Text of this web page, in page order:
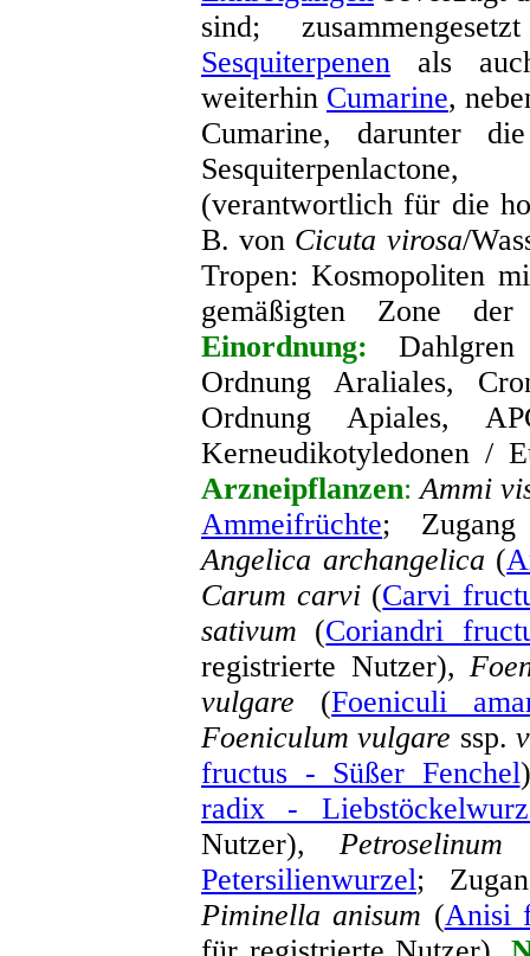
sind;
Sesquiterpenen als
weiterhin Cumarine,
Cumarine, darunter
(verantwortlich für die
B. von Cicuta virosa/
Tropen: Kosmopoliten
gemäßigten Zone
Einordnung:
Ordnung Araliales,
Ordnung Apiales,
Kerneudikotyledonen /
Arzneipflanzen: Ammi
Ammeifrüchte;
Angelica archangelica (
Carum carvi (Carvi
sativum (Coriandri
registrierte Nutzer),
vulgare (Foeniculi
Foeniculum vulgare ssp.
fructus - Süßer Fenchel
radix -
Nutzer),Petroselinum
Petersilienwurzel;
Piminella anisum (Anisi